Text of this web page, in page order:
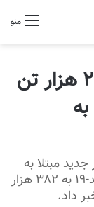
منو
شمار جان‌باختگان کرونا از ۲۲ هزار تن
به
ایران از ۲۰۲۶ بیمار جدید مبتلا به
کرونا در کشور و افزایش شمار بیماران کووید-۱۹ به ۳۸۲ هزار